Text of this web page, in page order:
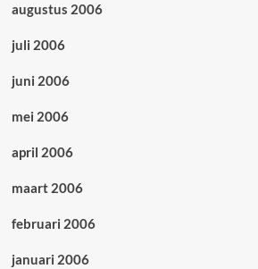
augustus 2006
juli 2006
juni 2006
mei 2006
april 2006
maart 2006
februari 2006
januari 2006